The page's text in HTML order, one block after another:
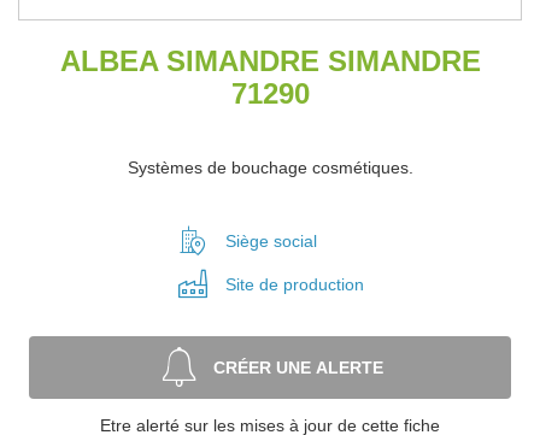
ALBEA SIMANDRE SIMANDRE
71290
Systèmes de bouchage cosmétiques.
Siège social
Site de production
CRÉER UNE ALERTE
Etre alerté sur les mises à jour de cette fiche